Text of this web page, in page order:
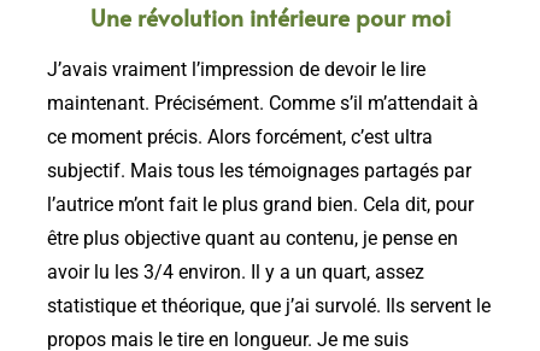
Une révolution intérieure pour moi
J’avais vraiment l’impression de devoir le lire
maintenant. Précisément. Comme s’il m’attendait à
ce moment précis. Alors forcément, c’est ultra
subjectif. Mais tous les témoignages partagés par
l’autrice m’ont fait le plus grand bien. Cela dit, pour
être plus objective quant au contenu, je pense en
avoir lu les 3/4 environ. Il y a un quart, assez
statistique et théorique, que j’ai survolé. Ils servent le
propos mais le tire en longueur. Je me suis